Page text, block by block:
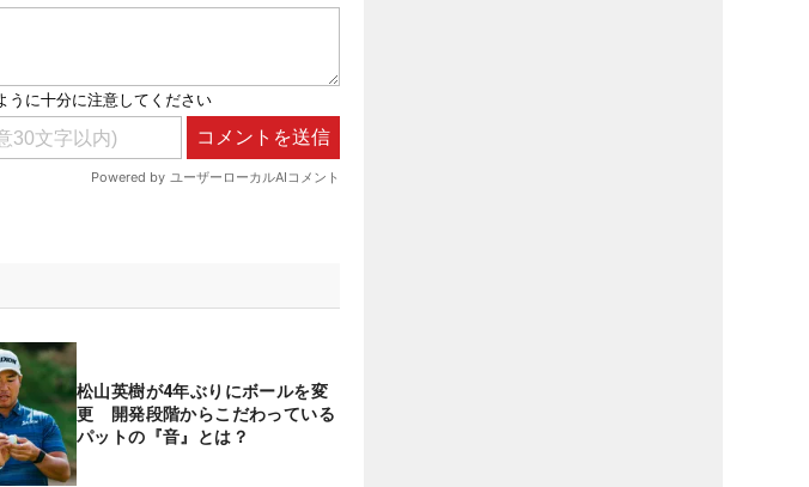
松山英樹が4年ぶりにボールを変
更 開発段階からこだわっている
パットの『音』とは？